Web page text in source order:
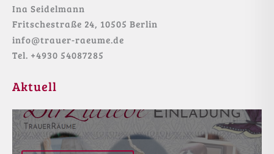
Ina Seidelmann
Fritschestraße 24, 10505 Berlin
info@trauer-raeume.de
Tel. +4930 54087285
Aktuell